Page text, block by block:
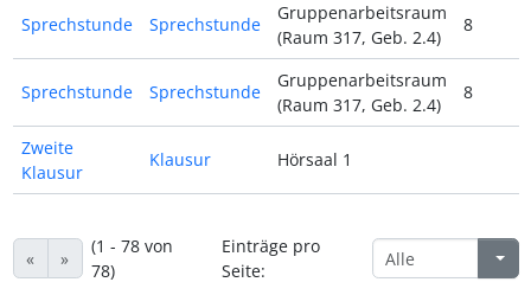
Sprechstunde Sprechstunde
Gruppenarbeitsraum
(Raum 317, Geb. 2.4)
8
Sprechstunde Sprechstunde
Gruppenarbeitsraum
(Raum 317, Geb. 2.4)
8
Zweite
Klausur
Klausur Hörsaal 1
« »
(1 - 78 von
78)
Einträge pro
Seite: